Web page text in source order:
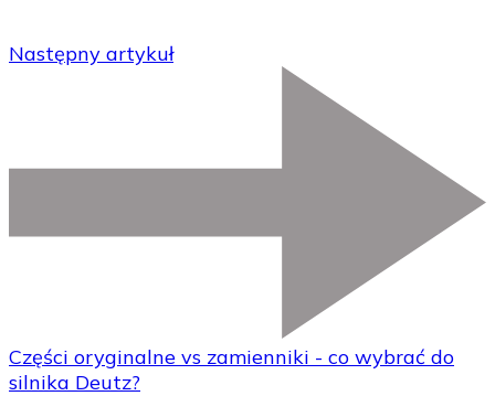
Następny artykuł
Części oryginalne vs zamienniki - co wybrać do
silnika Deutz?